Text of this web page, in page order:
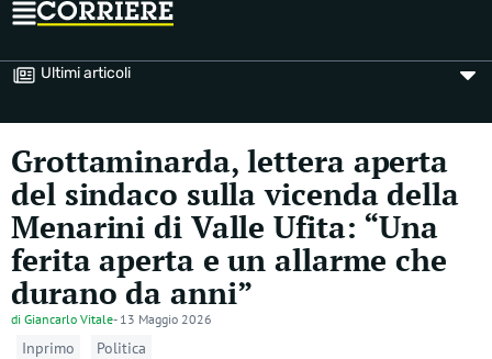
Ultimi articoli
​Grottaminarda, lettera aperta
del sindaco sulla vicenda della
Menarini di Valle Ufita: “Una
ferita aperta e un allarme che
durano da anni”
di Giancarlo Vitale- 13 Maggio 2026
Inprimo Politica